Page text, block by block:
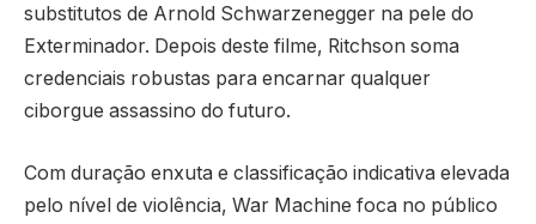
substitutos de Arnold Schwarzenegger na pele do
Exterminador. Depois deste filme, Ritchson soma
credenciais robustas para encarnar qualquer
ciborgue assassino do futuro.
Com duração enxuta e classificação indicativa elevada
pelo nível de violência, War Machine foca no público